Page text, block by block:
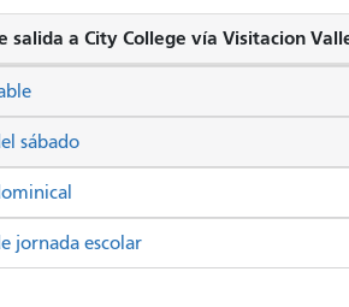
salida a City College vía Visitacion
sábado
jornada escolar